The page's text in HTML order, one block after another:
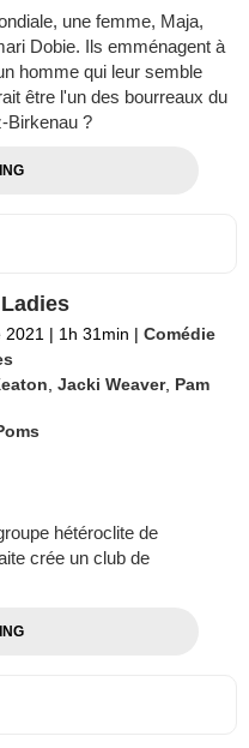
une femme, Maja,
Dobie. Ils emménagent à
homme qui leur semble
être l'un des bourreaux du
Birkenau ?
2021 | 1h 31min | Comédie
,Jacki Weaver, Pam
hétéroclite de
crée un club de